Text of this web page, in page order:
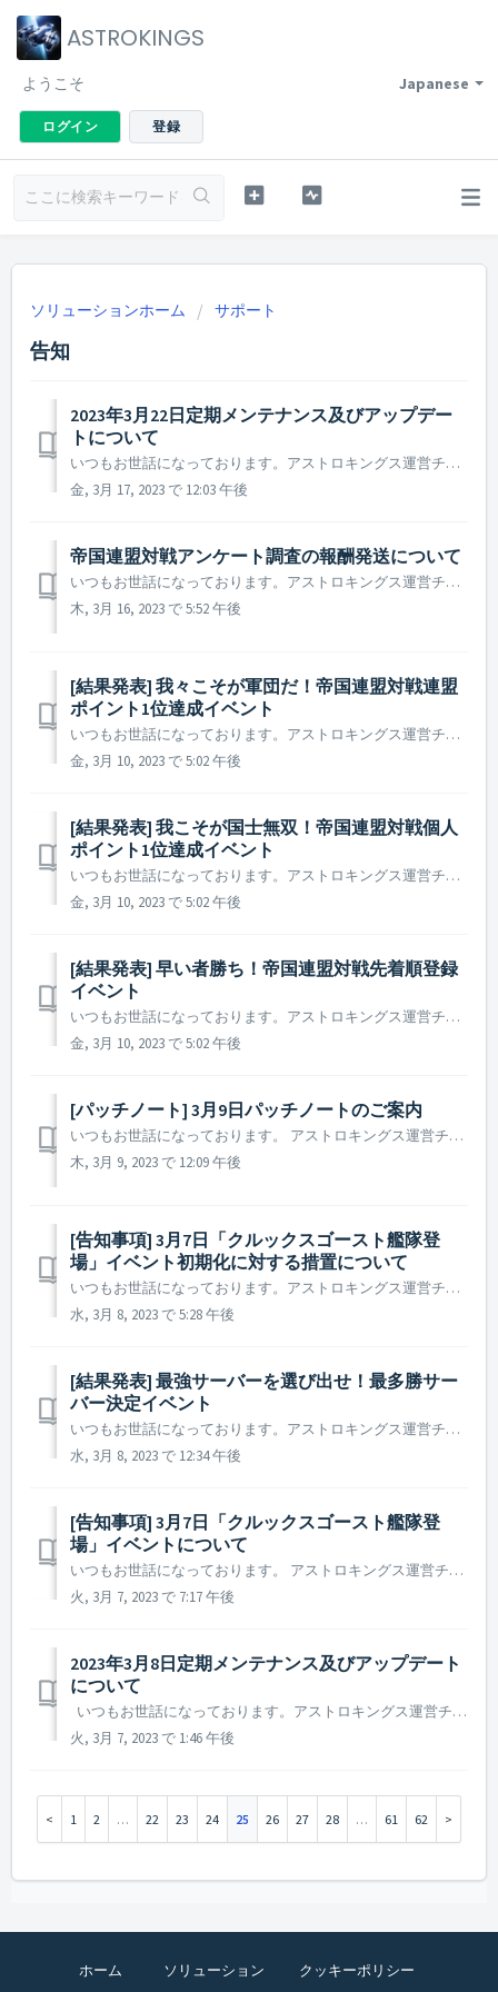
ASTROKINGS
Japanese
ようこそ
ログイン 登録
ソリューションホーム サポート
告知
2023年3月22日定期メンテナンス及びアップデー
トについて
いつもお世話になっております。アストロキングス運営チームです。 2023年3月22日に実施予定の定期メンテナンス及びアップデート内容についてご案内いたします。 ※本告知は事前告知であり、諸事情により一部内容が変更となる場合がございます。その際は改めてご案内させていただく予定です。 ...
金, 3月 17, 2023 で 12:03 午後
帝国連盟対戦アンケート調査の報酬発送について
いつもお世話になっております。アストロキングス運営チームです。 帝国連盟対戦アンケート調査にたくさんのご協力をいただきどうもありがとうございました。 本アンケートにご協力いただいたお礼の報酬を本日支給させていただきました。 ただし、ご協力いただいた司令官様のうち、報酬受け取りのための...
木, 3月 16, 2023 で 5:52 午後
[結果発表] 我々こそが軍団だ！帝国連盟対戦連盟
ポイント1位達成イベント
いつもお世話になっております。アストロキングス運営チームです。 2023年2月25日 ~ 2023年2月26日に行われた帝国連盟対戦(ベータ版)にご参加いただいた司令官の皆様に感謝申し上げます。 帝国連盟対戦連盟ポイント1位達成イベントの結果をご案内いたします。 ▶ 「我々こそが軍団だ！帝国連...
金, 3月 10, 2023 で 5:02 午後
[結果発表] 我こそが国士無双！帝国連盟対戦個人
ポイント1位達成イベント
いつもお世話になっております。アストロキングス運営チームです。 2023年2月25日 ~ 2023年2月26日に行われた帝国連盟対戦(ベータ版)にご参加いただいた司令官の皆様に感謝申し上げます。 帝国連盟対戦個人ポイント1位達成イベントの結果をご案内いたします。 ▶ 「我こそが国士無双！帝国連...
金, 3月 10, 2023 で 5:02 午後
[結果発表] 早い者勝ち！帝国連盟対戦先着順登録
イベント
いつもお世話になっております。アストロキングス運営チームです。 2023年2月25日 ~ 2023年2月26日に行われた帝国連盟対戦(ベータ版)にご参加いただいた司令官の皆様に感謝申し上げます。 帝国連盟対戦先着順登録イベントの結果をご案内いたします。 ▶ 「早い者勝ち！帝国連盟対戦先着順登録...
金, 3月 10, 2023 で 5:02 午後
[パッチノート] 3月9日パッチノートのご案内
いつもお世話になっております。 アストロキングス運営チームです。 本日(2023年3月9日)実施されたパッチノートについてご案内いたします。 ▶️ 2023年3月9日パッチノートのご案内 - パンとバラⅠイベントの一部ミッションが正常に更新されない現象を修正しました。 ※ 参考...
木, 3月 9, 2023 で 12:09 午後
[告知事項] 3月7日「クルックスゴースト艦隊登
場」イベント初期化に対する措置について
いつもお世話になっております。アストロキングス運営チームです。 2023年3月7日の「クルックスゴースト艦隊登場」イベントの進行事項が、途中で初期化される現象を確認いたしました。 この現象につきましては、全サーバーを対象に確認作業を行い、詳細内容の確認に時間がかかってしまい措置が遅れてしまいました事お...
水, 3月 8, 2023 で 5:28 午後
[結果発表] 最強サーバーを選び出せ！最多勝サー
バー決定イベント
いつもお世話になっております。アストロキングス運営チームです。 2023年2月25日 ~ 2023年2月26日に行われた帝国連盟対戦(ベータ版)にご参加いただいた司令官の皆様に感謝申し上げます。 最多勝サーバー決定イベントの結果をご案内いたします。 ▶ 「最強サーバーを選び出せ！最多勝jサーバ...
水, 3月 8, 2023 で 12:34 午後
[告知事項] 3月7日「クルックスゴースト艦隊登
場」イベントについて
いつもお世話になっております。 アストロキングス運営チームです。 2023年3月7日緊急メンテナンス後、一部の環境下におきまして「クルックスゴースト艦隊登場」イベントが正常に進行されていない現象を確認いたしました。 詳細内容を確認の上、再度告知いたします。 ゲームのご利用にご不便をお掛けし大...
火, 3月 7, 2023 で 7:17 午後
2023年3月8日定期メンテナンス及びアップデート
について
いつもお世話になっております。アストロキングス運営チームです。 2023年3月8日に実施予定の定期メンテナンス及びアップデート内容についてご案内いたします。 ※ 本告知は事前告知であり、諸事情により一部内容が変更となる場合がございます。その際は改めてご案内させていただく予定です。 ...
火, 3月 7, 2023 で 1:46 午後
1 2 … 22 23 24 25 26 27 28 … 61 62
ホーム ソリューション クッキーポリシー